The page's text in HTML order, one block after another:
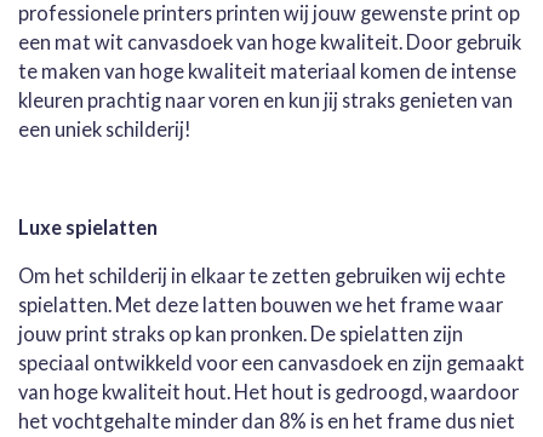
professionele printers printen wij jouw gewenste print op
een mat wit canvasdoek van hoge kwaliteit. Door gebruik
te maken van hoge kwaliteit materiaal komen de intense
kleuren prachtig naar voren en kun jij straks genieten van
een uniek schilderij!
Luxe spielatten
Om het schilderij in elkaar te zetten gebruiken wij echte
spielatten. Met deze latten bouwen we het frame waar
jouw print straks op kan pronken. De spielatten zijn
speciaal ontwikkeld voor een canvasdoek en zijn gemaakt
van hoge kwaliteit hout. Het hout is gedroogd, waardoor
het vochtgehalte minder dan 8% is en het frame dus niet